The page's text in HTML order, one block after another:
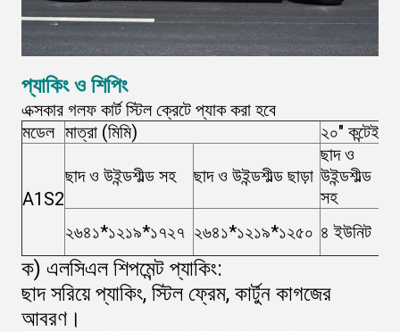
প্যাকিং ও শিপিং
এক্সকার গলফ কার্ট স্টিল ক্রেটে প্যাক করা হবে
মডেল মাত্রা (মিমি) ২০" কন্টেইনার
A1S2
ছাদ ও উইন্ডশীল্ড সহ ছাদ ও উইন্ডশীল্ড ছাড়া
ছাদ ও
উইন্ডশীল্ড
সহ
২৬৪১*১২১৯*১৭২৭ ২৬৪১*১২১৯*১২৫০ ৪ ইউনিট
ক) এলসিএল শিপমেন্ট প্যাকিং:
ছাদ সরিয়ে প্যাকিং, স্টিল ফ্রেম, কার্টুন কাগজের
আবরণ।